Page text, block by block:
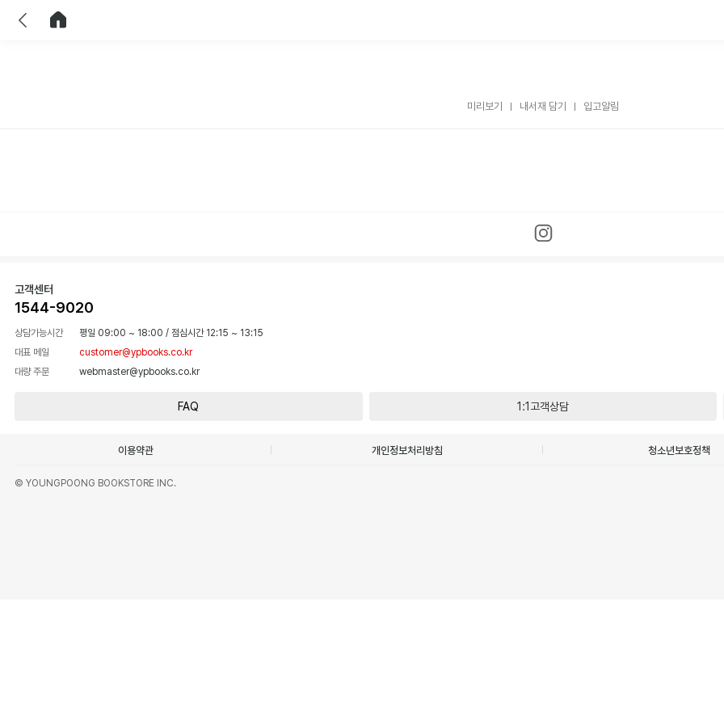
미리보기 내서재 담기 입고알림
고객센터
1544-9020
상담가능시간 평일 09:00 ~ 18:00 / 점심시간 12:15 ~ 13:15
대표 메일
customer@ypbooks.co.kr
대량 주문
webmaster@ypbooks.co.kr
FAQ 1:1고객상담
이용약관 개인정보처리방침 청소년보호정책
© YOUNGPOONG BOOKSTORE INC.